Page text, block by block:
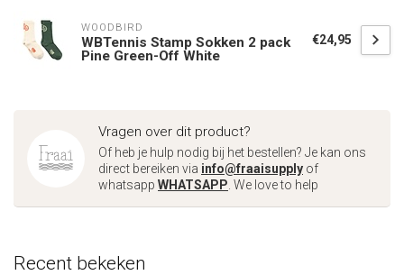
WOODBIRD
WBTennis Stamp Sokken 2 pack
Pine Green-Off White
€24,95
Vragen over dit product?
Of heb je hulp nodig bij het bestellen? Je kan ons
direct bereiken via info@fraaisupply of
whatsapp WHATSAPP . We love to help
Recent bekeken